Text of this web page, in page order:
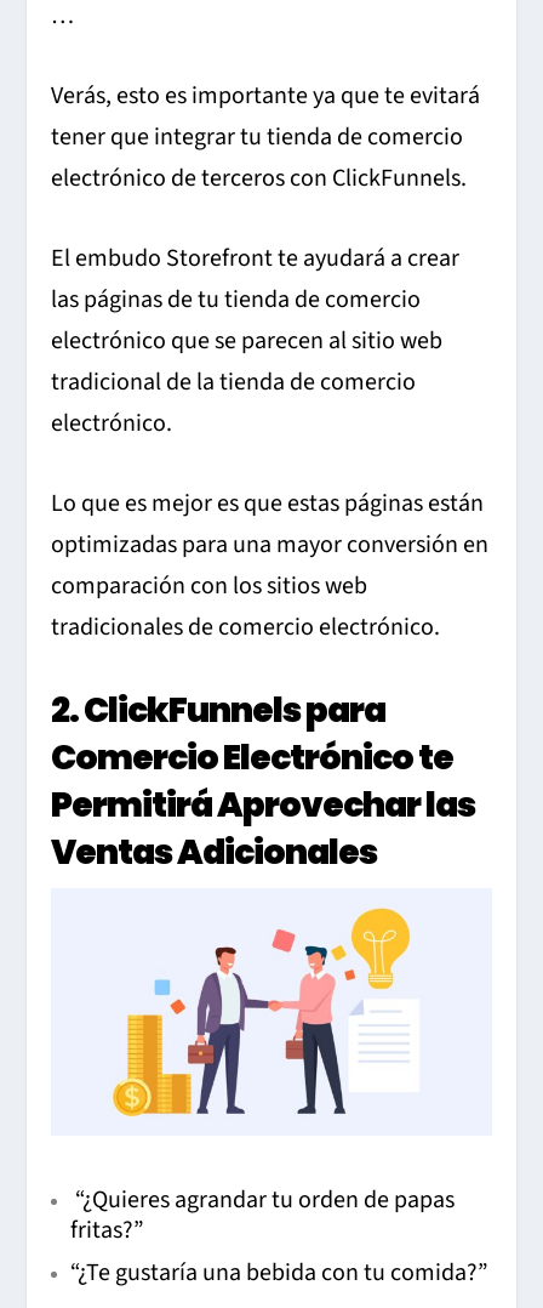
…
Verás, esto es importante ya que te evitará
tener que integrar tu tienda de comercio
electrónico de terceros con ClickFunnels.
El embudo Storefront te ayudará a crear
las páginas de tu tienda de comercio
electrónico que se parecen al sitio web
tradicional de la tienda de comercio
electrónico.
Lo que es mejor es que estas páginas están
optimizadas para una mayor conversión en
comparación con los sitios web
tradicionales de comercio electrónico.
2. ClickFunnels para
Comercio Electrónico te
Permitirá Aprovechar las
Ventas Adicionales
“¿Quieres agrandar tu orden de papas
fritas?”
“¿Te gustaría una bebida con tu comida?”